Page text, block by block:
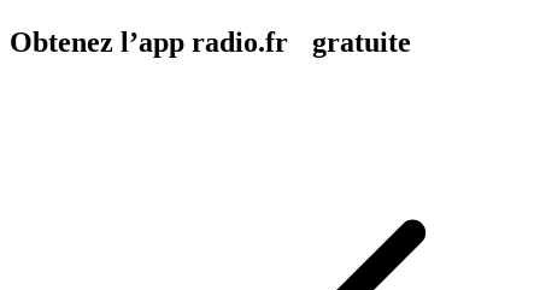
Obtenez l’app radio.fr gratuite